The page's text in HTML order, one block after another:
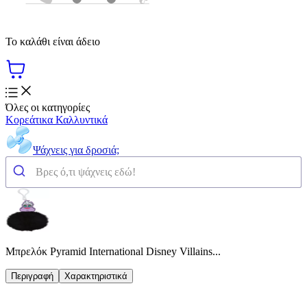
Το καλάθι είναι άδειο
Όλες οι κατηγορίες
Κορεάτικα Καλλυντικά
Ψάχνεις για δροσιά;
Μπρελόκ Pyramid International Disney Villains...
Περιγραφή Χαρακτηριστικά